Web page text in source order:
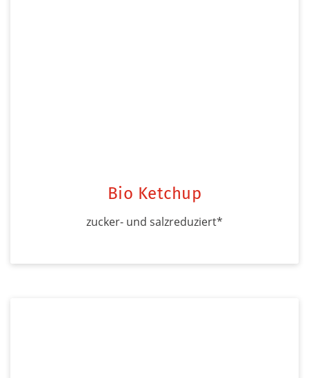
Bio Ketchup
zucker- und salzreduziert*